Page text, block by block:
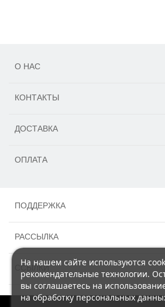
О НАС
КОНТАКТЫ
ДОСТАВКА
ОПЛАТА
ПОДДЕРЖКА
РАССЫЛКА
ССЫЛКИ
На нашем сайте используются
рекомендательные технологии.
вы соглашаетесь на
на обработку персональных